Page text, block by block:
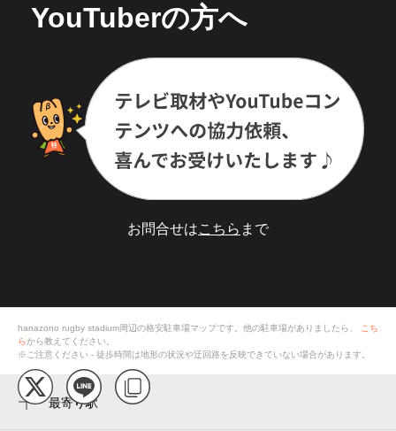
YouTuberの方へ
お問合せはこちら まで
hanazono rugby stadium周辺の格安駐車場マップです。他の駐車場がありましたら、
こち
らから教えてください。
※ご注意ください - 徒歩時間は地形の状況や迂回路を反映できていない場合があります。
最寄り駅